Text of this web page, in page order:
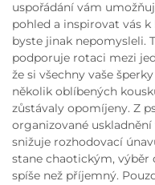
uspořádání vám
pohled a inspirovat vás
byste jinak nepomysleli.
podporuje rotaci mezi
že si všechny vaše
několik oblíbených
zůstávaly opomíjeny. Z
organizované
snižuje rozhodovací
stane chaotickým, výběr
spíše než příjemný.